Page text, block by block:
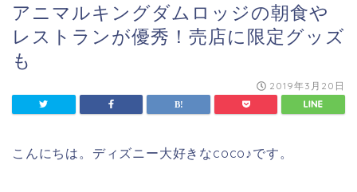
アニマルキングダムロッジの朝食や
レストランが優秀！売店に限定グッズ
も
2019年3月20日
こんにちは。ディズニー大好きなcoco♪です。